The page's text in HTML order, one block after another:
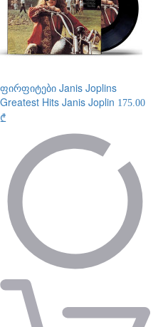
ფირფიტები Janis Joplins
Greatest Hits Janis Joplin 175.00
₾